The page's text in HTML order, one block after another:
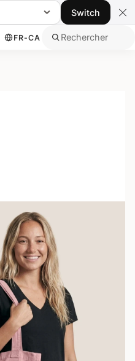
Switch
FR-CA Rechercher